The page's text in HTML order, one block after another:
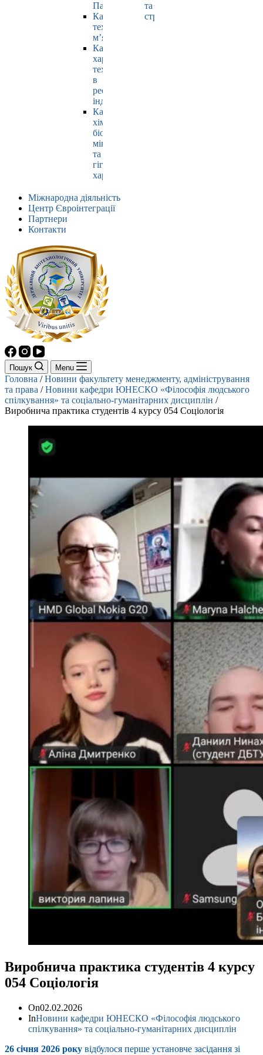
Павлюк
Кафедра
технології
м’яса
Кафедра
харчових
технологій
в
ресторанній
індустрії
Кафедра
хімії,
біохімії,
мікробіології
та
гігієни
харчування
та
страхування
Міжнародна діяльність
Центр Євроінтеграції
Партнери
Контакти
Пошук Menu
Головна /Новини факультету менеджменту, адміністрування
та права /Новини кафедри ЮНЕСКО «Філософія людського
спілкування» та соціально-гуманітарних дисциплін /
Виробнича практика студентів 4 курсу 054 Соціологія
Виробнича практика студентів 4 курсу
054 Соціологія
On02.02.2026
InНовини кафедри ЮНЕСКО «Філософія людського
спілкування» та соціально-гуманітарних дисциплін
26 січня 2026 року відбулося перше установче засідання зі